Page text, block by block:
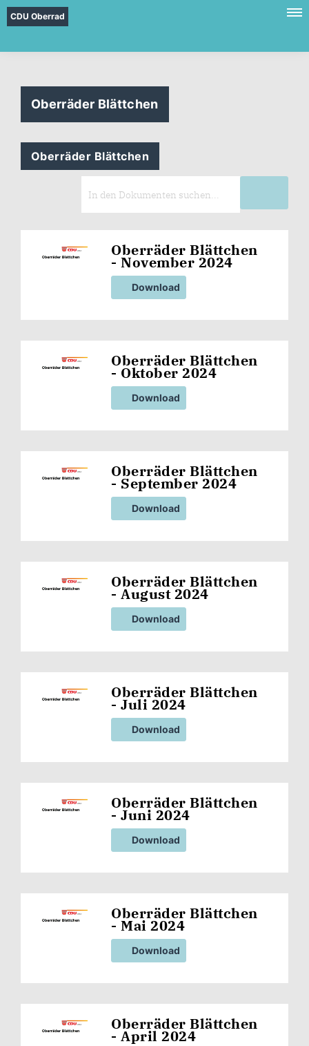
CDU Oberrad
Oberräder Blättchen
Oberräder Blättchen
Oberräder Blättchen
- November 2024
Download
Oberräder Blättchen
- Oktober 2024
Download
Oberräder Blättchen
- September 2024
Download
Oberräder Blättchen
- August 2024
Download
Oberräder Blättchen
- Juli 2024
Download
Oberräder Blättchen
- Juni 2024
Download
Oberräder Blättchen
- Mai 2024
Download
Oberräder Blättchen
- April 2024